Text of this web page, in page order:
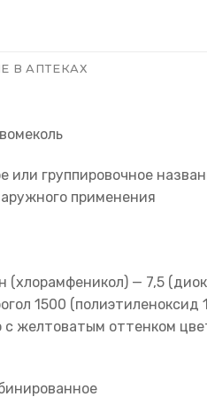
В АПТЕКАХ
группировочное
применения
(хлорамфеникол) — 7,5
1500
с желтоватым оттенком